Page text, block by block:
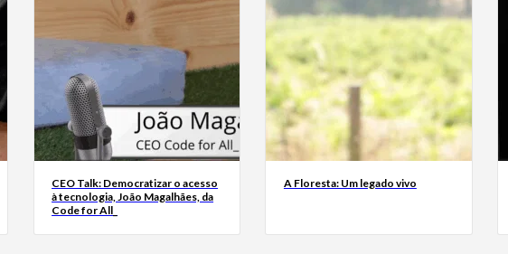
CEO Talk: Democratizar o acesso
à tecnologia, João Magalhães, da
Code for All_
A Floresta: Um legado vivo